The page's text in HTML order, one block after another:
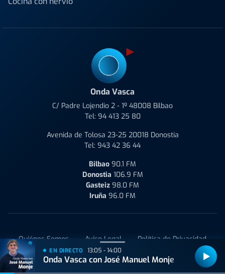
Onda Vasca
C/ Padre Lojendio 2 - 1º 48008 Bilbao
Tel: 94 413 25 80
Avenida de Tolosa 23-25 20018 Donostia
Tel: 943 42 36 44
Bilbao 90.1 FM
Donostia 106.9 FM
Gasteiz 98.0 FM
Iruña 96.0 FM
Quiénes Somos Aviso Legal
Política de Privacidad
Política de Cookies
Condiciones de uso y Contratación
EN DIRECTO 13:05 - 14:00
Onda Vasca con José Manuel Monje